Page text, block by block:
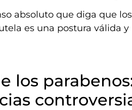
absoluto que diga que
es una postura válida
los